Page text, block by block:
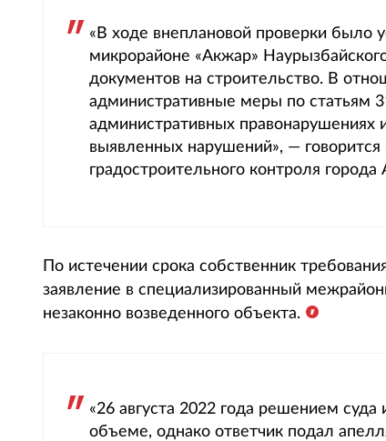
«В ходе внеплановой проверки было
микрорайоне «Акжар»
документов на строительство. В
административные меры по статьям
административных правонарушениях
выявленных нарушений», —
градостроительного контроля
По истечении срока собственник
заявление в специализированный
незаконно возведенного объекта.
«26 августа 2022 года решением
объеме, однако ответчик подал